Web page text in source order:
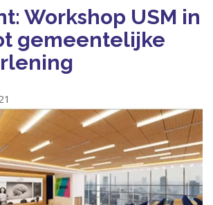
Workshop USM in
gemeentelijke